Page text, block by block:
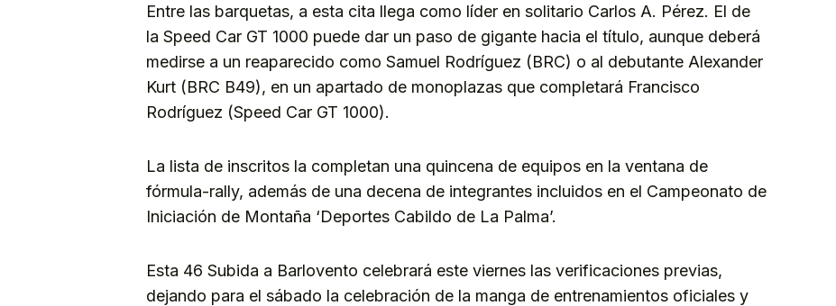
Entre las barquetas, a esta cita llega como líder en solitario Carlos A. Pérez. El de
la Speed Car GT 1000 puede dar un paso de gigante hacia el título, aunque deberá
medirse a un reaparecido como Samuel Rodríguez (BRC) o al debutante Alexander
Kurt (BRC B49), en un apartado de monoplazas que completará Francisco
Rodríguez (Speed Car GT 1000).
La lista de inscritos la completan una quincena de equipos en la ventana de
fórmula-rally, además de una decena de integrantes incluidos en el Campeonato de
Iniciación de Montaña ‘Deportes Cabildo de La Palma’.
Esta 46 Subida a Barlovento celebrará este viernes las verificaciones previas,
dejando para el sábado la celebración de la manga de entrenamientos oficiales y